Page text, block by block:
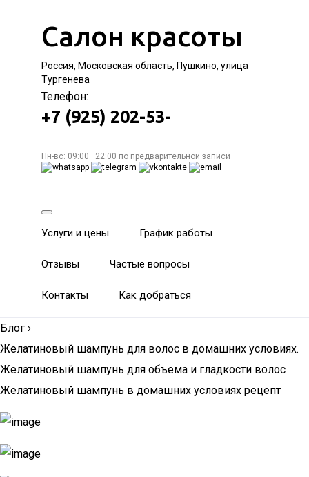
Салон красоты
Россия, Московская область, Пушкино, улица
Тургенева
Телефон:
+7 (925) 202-53-
Пн-вс: 09:00—22:00 по предварительной записи
Услуги и цены График работы
Отзывы Частые вопросы
Контакты Как добраться
Блог ›
Желатиновый шампунь для волос в домашних условиях.
Желатиновый шампунь для объема и гладкости волос
Желатиновый шампунь в домашних условиях рецепт